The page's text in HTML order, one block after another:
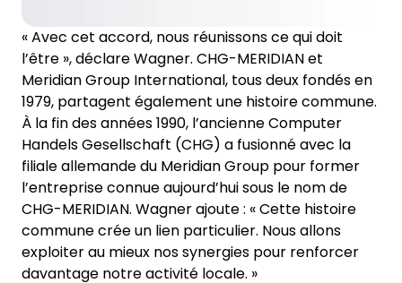
« Avec cet accord, nous réunissons ce qui doit
l’être », déclare Wagner. CHG-MERIDIAN et
Meridian Group International, tous deux fondés en
1979, partagent également une histoire commune.
À la fin des années 1990, l’ancienne Computer
Handels Gesellschaft (CHG) a fusionné avec la
filiale allemande du Meridian Group pour former
l’entreprise connue aujourd’hui sous le nom de
CHG-MERIDIAN. Wagner ajoute : « Cette histoire
commune crée un lien particulier. Nous allons
exploiter au mieux nos synergies pour renforcer
davantage notre activité locale. »